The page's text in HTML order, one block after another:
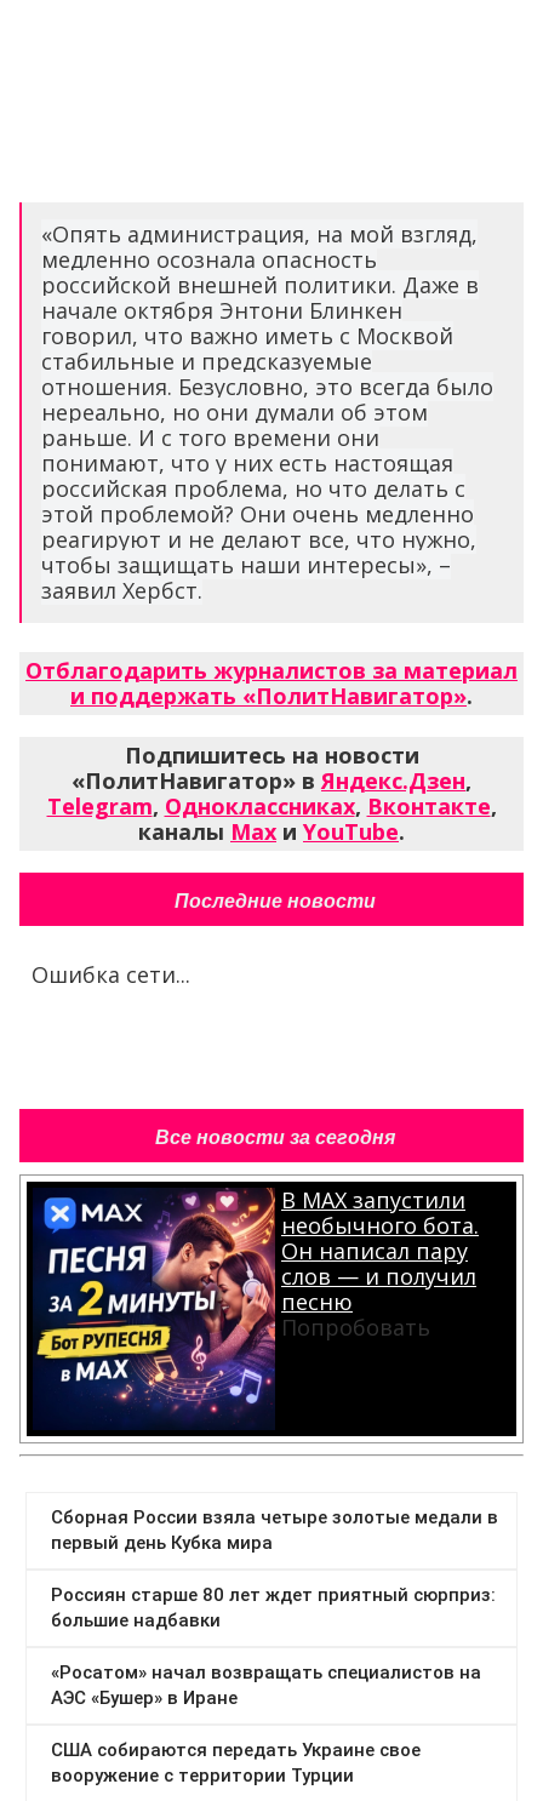
«Опять администрация, на мой взгляд,
медленно осознала опасность
российской внешней политики. Даже в
начале октября Энтони Блинкен
говорил, что важно иметь с Москвой
стабильные и предсказуемые
отношения. Безусловно, это всегда было
нереально, но они думали об этом
раньше. И с того времени они
понимают, что у них есть настоящая
российская проблема, но что делать с
этой проблемой? Они очень медленно
реагируют и не делают все, что нужно,
чтобы защищать наши интересы», –
заявил Хербст.
Отблагодарить журналистов за материал
и поддержать «ПолитНавигатор».
Подпишитесь на новости
«ПолитНавигатор» в Яндекс.Дзен,
Telegram, Одноклассниках, Вконтакте,
каналы Max и YouTube.
Последние новости
Ошибка сети...
Все новости за сегодня
В MAX запустили
необычного бота.
Он написал пару
слов — и получил
песню
Попробовать